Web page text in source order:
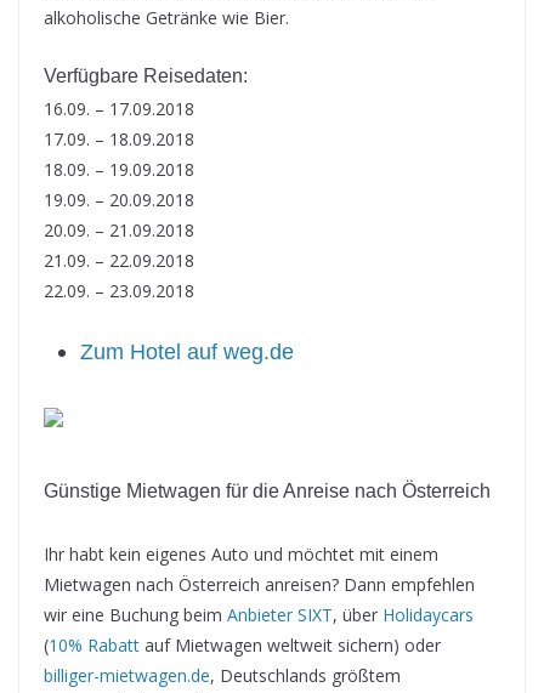
alkoholische Getränke wie Bier.
Verfügbare Reisedaten:
16.09. – 17.09.2018
17.09. – 18.09.2018
18.09. – 19.09.2018
19.09. – 20.09.2018
20.09. – 21.09.2018
21.09. – 22.09.2018
22.09. – 23.09.2018
Zum Hotel auf weg.de
Günstige Mietwagen für die Anreise nach Österreich
Ihr habt kein eigenes Auto und möchtet mit einem
Mietwagen nach Österreich anreisen? Dann empfehlen
wir eine Buchung beim Anbieter SIXT, über Holidaycars
(10% Rabatt auf Mietwagen weltweit sichern) oder
billiger-mietwagen.de, Deutschlands größtem